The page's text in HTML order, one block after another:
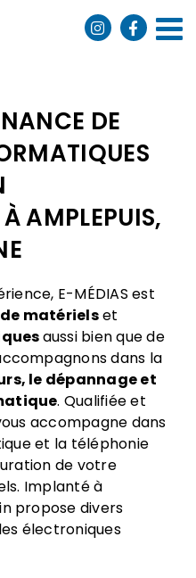
DE
AMPLEPUIS,
E-MÉDIAS est
matérielset
aussi bien que de
dans la
le dépannage et
. Qualifiée et
accompagne dans
et la téléphonie
de votre
Implanté à
propose divers
électroniques